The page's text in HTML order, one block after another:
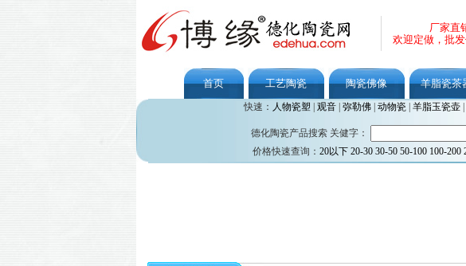
厂家直
欢迎定做，批
首页 工艺陶瓷 陶瓷佛像 羊脂瓷茶
快速： 人物瓷塑 观音| 弥勒佛| 动物瓷| 羊脂玉瓷壶|
德化陶瓷产品搜索 关健字：
价格快速查询： 20以下 20-30 30-50 50-100 100-200